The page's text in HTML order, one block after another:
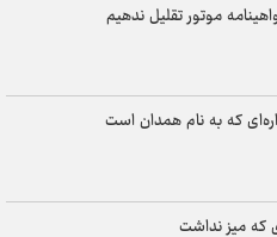
موتور تقلیل ندهیم
که به نام همدان است
که میز نداشت